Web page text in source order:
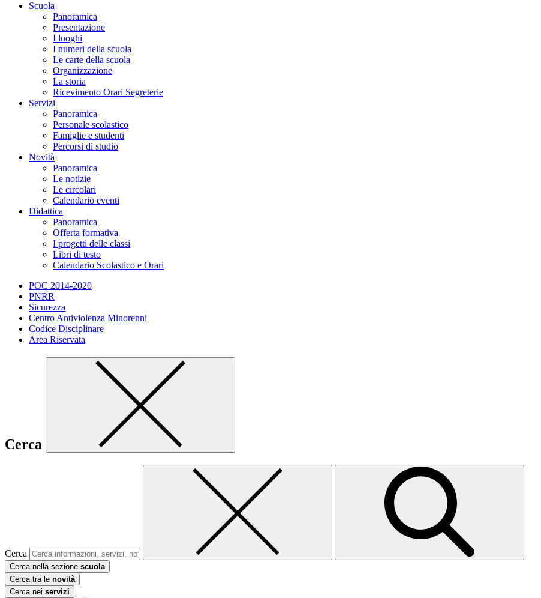
Scuola
Panoramica
Presentazione
I luoghi
I numeri della scuola
Le carte della scuola
Organizzazione
La storia
Ricevimento Orari Segreterie
Servizi
Panoramica
Personale scolastico
Famiglie e studenti
Percorsi di studio
Novità
Panoramica
Le notizie
Le circolari
Calendario eventi
Didattica
Panoramica
Offerta formativa
I progetti delle classi
Libri di testo
Calendario Scolastico e Orari
POC 2014-2020
PNRR
Sicurezza
Centro Antiviolenza Minorenni
Codice Disciplinare
Area Riservata
Cerca
Cerca
Cerca nella sezione scuola
Cerca tra le novità
Cerca nei servizi